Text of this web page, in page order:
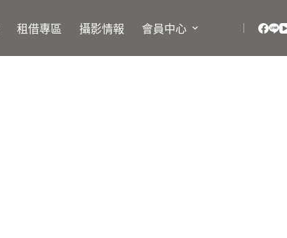
租借專區 攝影情報 會員中心